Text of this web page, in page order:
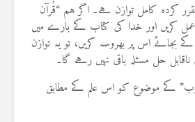
کردہ کامل توازن ہے۔ اگر ہم “قُرآن
کریں اور خدا کی کتاب کے بارے میں
کے بجائے اس پر بھروسہ کریں، تو یہ توازن
حل مسئلہ باقی نہیں رہے گا۔
کے موضوع کو اس علم کے مطابق